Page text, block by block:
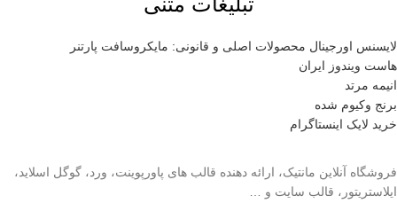
لایسنس اورجینال محصولات اصلی و قانونی: مایکروسافت پارتنر
هاست ویندوز ایران
انیمه مرتد
برنج وکیوم شده
خرید لایک اینستاگرام
فروشگاه آنلاین مانتیک، ارائه دهنده قالب های پاورپوینت، ورد، گوگل اسلاید،
ایلاستریتور، قالب سایت و …